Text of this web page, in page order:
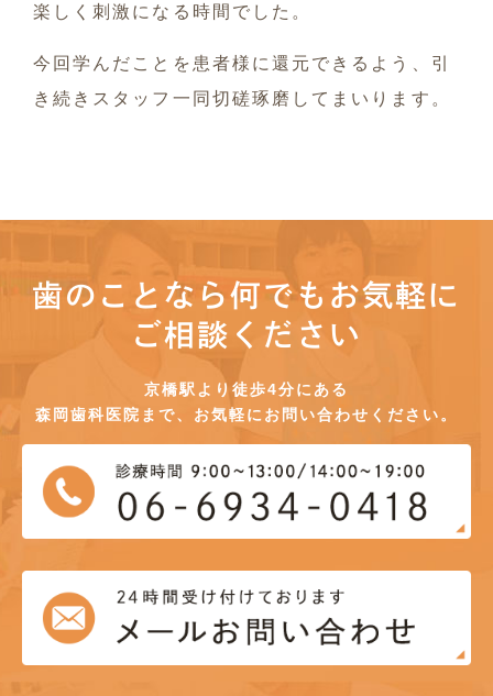
楽しく刺激になる時間でした。
今回学んだことを患者様に還元できるよう、引
き続きスタッフ一同切磋琢磨してまいります。
歯のことなら何でもお気軽に
ご相談ください
京橋駅より徒歩4分にある
森岡歯科医院まで、お気軽にお問い合わせください。